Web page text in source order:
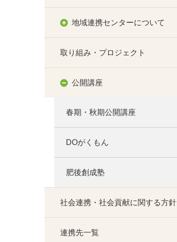
地域連携センターについて
取り組み・プロジェクト
公開講座
春期・秋期公開講座
DOがくもん
肥後創成塾
社会連携・社会貢献に関する方針
連携先一覧